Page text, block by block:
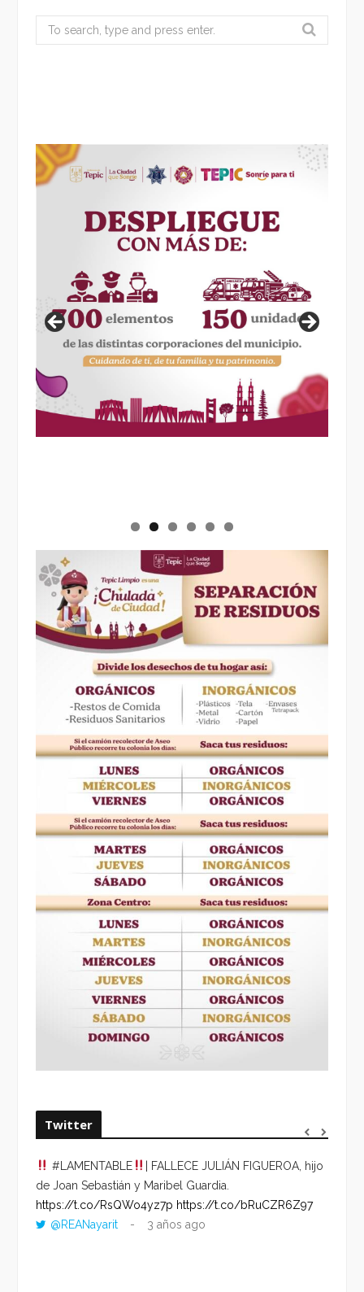
Search
for:
Twitter
#LAMENTABLE
| FALLECE JULIÁN FIGUEROA, hijo
de Joan Sebastián y Maribel Guardia.
https://t.co/RsQWo4yz7p https://t.co/bRuCZR6Z97
@REANayarit
3 años ago